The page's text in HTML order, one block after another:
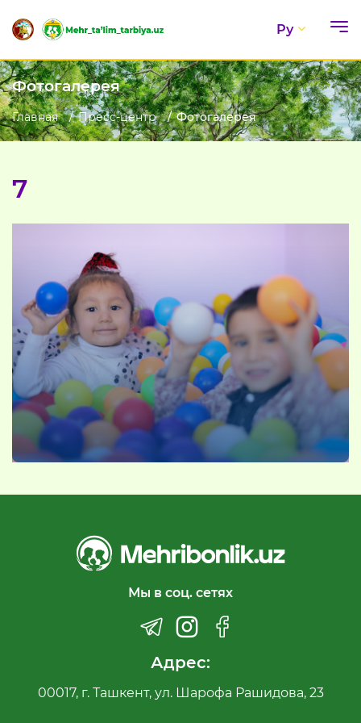
Ру
Фотогалерея
Главная Пресс-центр Фотогалерея
7
Мы в соц. сетях
Адрес:
00017, г. Ташкент, ул. Шарофа Рашидова, 23